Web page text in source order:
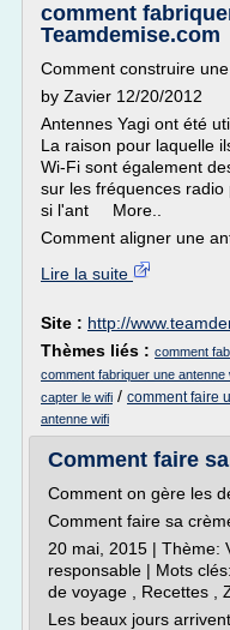
comment
Teamdemise.com
Comment construire
by Zavier 12/20/2012
Antennes Yagi ont été
La raison pour laquelle
Wi-Fi sont également
sur les fréquences
si l'ant More..
Comment aligner une
Lire la suite
Site : http://
Thèmes liés : comment
comment fabriquer une antenne
capter le wifi / comment faire
antenne wifi
Comment faire
Comment on gère les
Comment faire sa
20 mai, 2015 | Thème:
responsable | Mots
de voyage , Recettes ,
Les beaux jours